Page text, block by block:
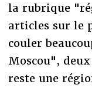
la rubrique
articles sur le
couler
Moscou",
reste une